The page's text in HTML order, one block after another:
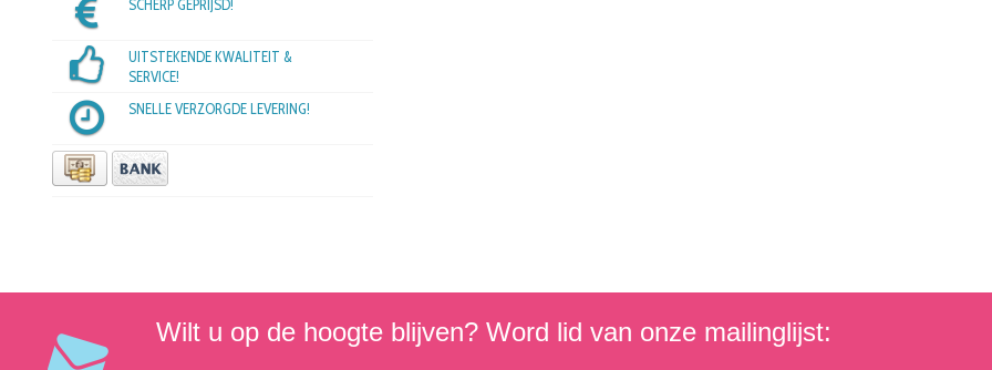
SCHERP GEPRIJSD!
UITSTEKENDE KWALITEIT &
SERVICE!
SNELLE VERZORGDE LEVERING!
Wilt u op de hoogte blijven? Word lid van onze mailinglijst: